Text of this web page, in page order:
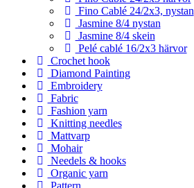
Fino Cablé 24/2x3, nystan
Jasmine 8/4 nystan
Jasmine 8/4 skein
Pelé cablé 16/2x3 härvor
Crochet hook
Diamond Painting
Embroidery
Fabric
Fashion yarn
Knitting needles
Mattvarp
Mohair
Needels & hooks
Organic yarn
Pattern